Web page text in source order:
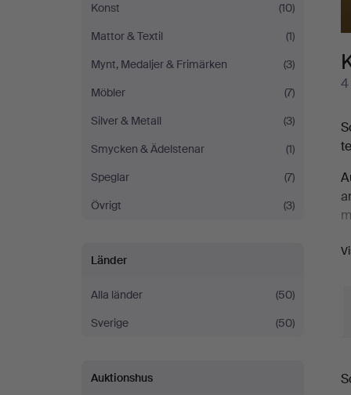
Konst
(10)
Mattor & Textil
(1)
Mynt, Medaljer & Frimärken
(3)
Möbler
(7)
Silver & Metall
(3)
Smycken & Ädelstenar
(1)
Speglar
(7)
Övrigt
(3)
Länder
Alla länder
(50)
Sverige
(50)
Auktionshus